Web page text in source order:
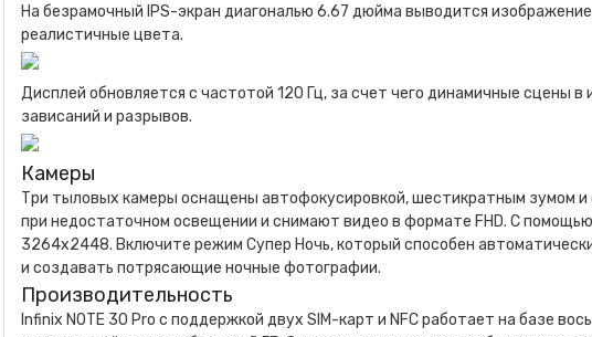
На безрамочный IPS-экран диагональю 6.67 дюйма выводится
реалистичные цвета.
Дисплей обновляется с частотой 120 Гц, за счет чего динамичные сцены в
зависаний и разрывов.
Камеры
Три тыловых камеры оснащены автофокусировкой, шестикратным зумом
при недостаточном освещении и снимают видео в формате FHD. С
3264х2448. Включите режим Супер Ночь, который способен
и создавать потрясающие ночные фотографии.
Производительность
Infinix NOTE 30 Pro с поддержкой двух SIM-карт и NFC работает на базе